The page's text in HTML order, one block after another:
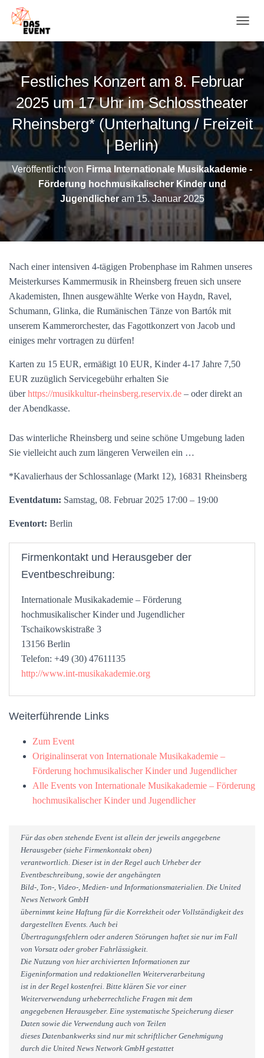
A
V
G
I
O
N
A
L
E
N
Festliches Konzert am 8. Februar
2025 um 17 Uhr im Schlosstheater
Rheinsberg* (Unterhaltung / Freizeit
| Berlin)
Veröffentlicht von Firma Internationale Musikakademie -
Förderung hochmusikalischer Kinder und
Jugendlicheram15. Januar 2025
Nach einer intensiven 4-tägigen Probenphase im Rahmen unseres
Meisterkurses Kammermusik in Rheinsberg freuen sich unsere
Akademisten, Ihnen ausgewählte Werke von Haydn, Ravel,
Schumann, Glinka, die Rumänischen Tänze von Bartók mit
unserem Kammerorchester, das Fagottkonzert von Jacob und
einiges mehr vortragen zu dürfen!
Karten zu 15 EUR, ermäßigt 10 EUR, Kinder 4-17 Jahre 7,50
EUR zuzüglich Servicegebühr erhalten Sie
überhttps://musikkultur-rheinsberg.reservix.de – oder direkt an
der Abendkasse.
Das winterliche Rheinsberg und seine schöne Umgebung laden
Sie vielleicht auch zum längeren Verweilen ein …
*Kavalierhaus der Schlossanlage (Markt 12), 16831 Rheinsberg
Eventdatum: Samstag, 08. Februar 2025 17:00 – 19:00
Eventort: Berlin
Firmenkontakt und Herausgeber der
Eventbeschreibung:
Internationale Musikakademie – Förderung
hochmusikalischer Kinder und Jugendlicher
Tschaikowskistraße 3
13156 Berlin
Telefon: +49 (30) 47611135
http://www.int-musikakademie.org
Weiterführende Links
Zum Event
Originalinserat von Internationale Musikakademie –
Förderung hochmusikalischer Kinder und Jugendlicher
Alle Events von Internationale Musikakademie – Förderung
hochmusikalischer Kinder und Jugendlicher
Für das oben stehende Event ist allein der jeweils angegebene
Herausgeber (siehe Firmenkontakt oben)
verantwortlich. Dieser ist in der Regel auch Urheber der
Eventbeschreibung, sowie der angehängten
Bild-, Ton-, Video-, Medien- und Informationsmaterialien. Die United
News Network GmbH
übernimmt keine Haftung für die Korrektheit oder Vollständigkeit des
dargestellten Events. Auch bei
Übertragungsfehlern oder anderen Störungen haftet sie nur im Fall
von Vorsatz oder grober Fahrlässigkeit.
Die Nutzung von hier archivierten Informationen zur
Eigeninformation und redaktionellen Weiterverarbeitung
ist in der Regel kostenfrei. Bitte klären Sie vor einer
Weiterverwendung urheberrechtliche Fragen mit dem
angegebenen Herausgeber. Eine systematische Speicherung dieser
Daten sowie die Verwendung auch von Teilen
dieses Datenbankwerks sind nur mit schriftlicher Genehmigung
durch die United News Network GmbH gestattet